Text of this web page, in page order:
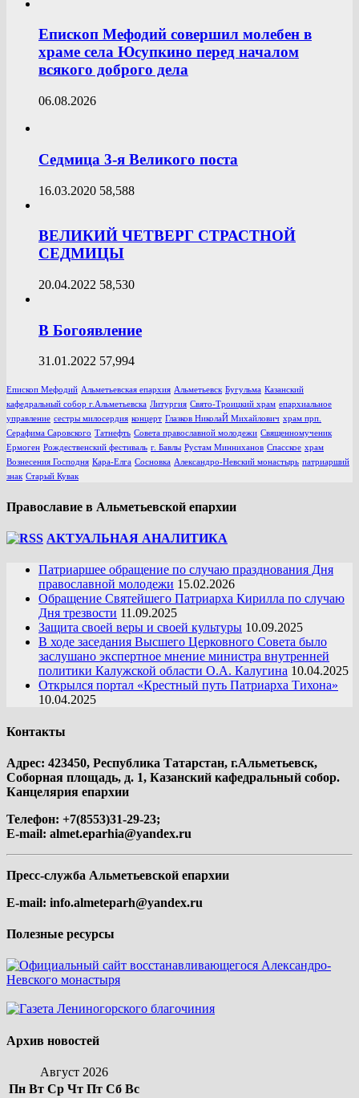
Епископ Мефодий совершил молебен в
храме села Юсупкино перед началом
всякого доброго дела
06.08.2026
Седмица 3-я Великого поста
16.03.2020 58,588
ВЕЛИКИЙ ЧЕТВЕРГ СТРАСТНОЙ
СЕДМИЦЫ
20.04.2022 58,530
В Богоявление
31.01.2022 57,994
Епископ Мефодий Альметьевская епархия Альметьевск Бугульма Казанский
кафедральный собор г.Альметьевска Литургия Свято-Троицкий храм епархиальное
управление сестры милосердия концерт Глазков НиколаЙ Михайлович храм прп.
Серафима Саровского Татнефть Совета православной молодежи Священномученик
Ермоген Рождественский фестиваль г. Бавлы Рустам Минниханов Спасское храм
Вознесения Господня Кара-Елга Сосновка Александро-Невский монастырь патриарший
знак Старый Кувак
Православие в Альметьевской епархии
АКТУАЛЬНАЯ АНАЛИТИКА
Патриаршее обращение по случаю празднования Дня
православной молодежи 15.02.2026
Обращение Святейшего Патриарха Кирилла по случаю
Дня трезвости 11.09.2025
Защита своей веры и своей культуры 10.09.2025
В ходе заседания Высшего Церковного Совета было
заслушано экспертное мнение министра внутренней
политики Калужской области О.А. Калугина 10.04.2025
Открылся портал «Крестный путь Патриарха Тихона»
10.04.2025
Контакты
Адрес: 423450, Республика Татарстан, г.Альметьевск,
Соборная площадь, д. 1, Казанский кафедральный собор.
Канцелярия епархии
Телефон: +7(8553)31-29-23;
E-mail: almet.eparhia@yandex.ru
Пресс-служба Альметьевской епархии
E-mail: info.almeteparh@yandex.ru
Полезные ресурсы
Архив новостей
Август 2026
Пн Вт Ср Чт Пт Сб Вс